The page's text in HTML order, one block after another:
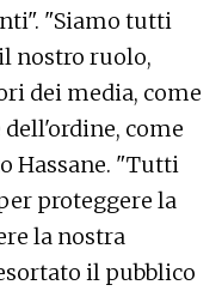
"Siamo tutti
nostro ruolo,
dei media, come
come
Hassane. "Tutti
proteggere la
la nostra
il pubblico